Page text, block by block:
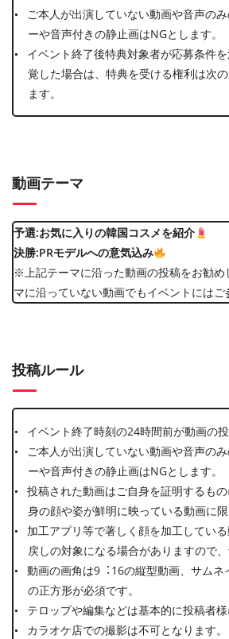
ご本人が出演していない動画や音声の
ーや音声付きの静止画はNGとします。
イベント終了後特典対象者が応募条件
覚した場合は、特典を受ける権利は次
ます。
動画テーマ
予選:お気に入りの韓国コスメを紹介
決勝:PRモデルへの意気込み
※上記テーマに沿った動画の投稿をお勧め
マに沿っていない動画でもイベントにはご
投稿ルール
イベント終了時刻の24時間前が動画の投
ご本⼈が出演していない動画や⾳声の
ーや⾳声付きの静⽌画はNGとします。
投稿された動画はご⾃⾝を証明するも
⾝の顔や姿が鮮明に映っている動画に限
加⼯アプリ等で著しく顔を加⼯してい
戻しの対象になる場合がありますので、
動画の画⾓は9︓16の縦型動画、サム
の正⽅形が必須です。
テロップや編集などは基本的に投稿者様
カラオケ店での撮影は不可となります。